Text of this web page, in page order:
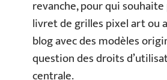
revanche, pour qui
livret de grilles pixel art ou
blog avec des modèles
question des droits
centrale.